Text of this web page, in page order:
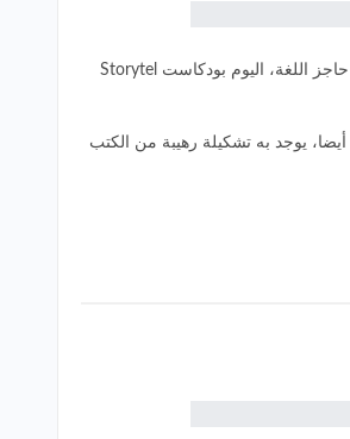
من الرائع استخدام موقع يتحدث معك بلغتك الأم أو اللغة القريبة لك، فنحن نميل دائما للبحث عن الأشياء التي توفر علينا عناء البحث عن ترجمة لها أو لا نفهم ما تعرضه بسبب حاجز اللغة، اليوم بودكاست Storytel
يوجد به تشكيلة رهيبة من الكتب